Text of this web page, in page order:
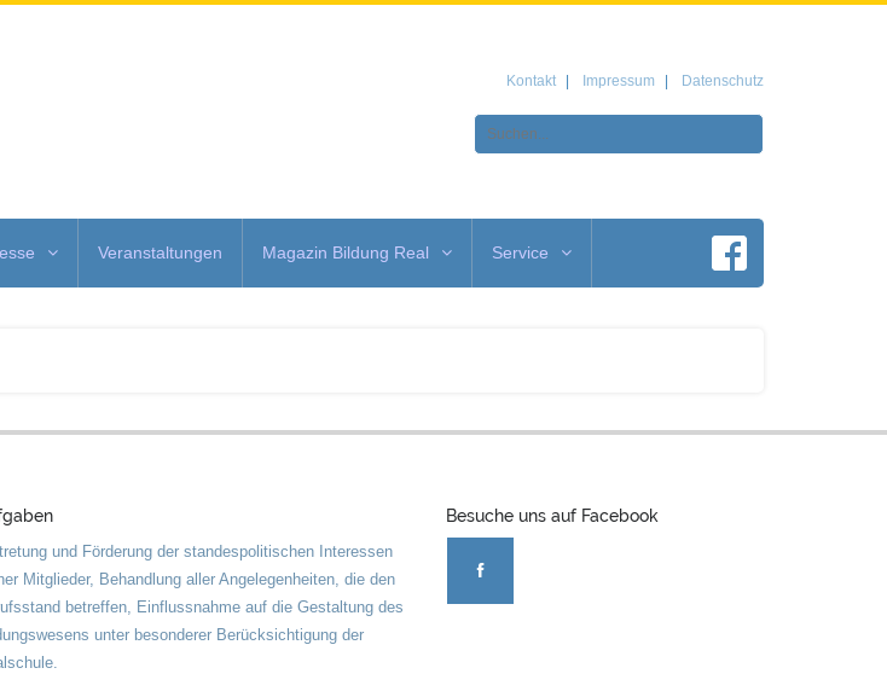
Kontakt Impressum Datenschutz
Veranstaltungen Magazin Bildung Real Service
und Förderung der standespolitischen Interessen
Mitglieder, Behandlung aller Angelegenheiten, die den
betreffen, Einflussnahme auf die Gestaltung des
unter besonderer Berücksichtigung der
Besuche uns auf Facebook